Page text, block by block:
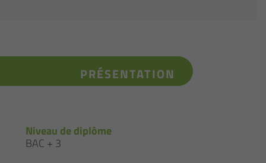
PRÉSENTATION
Niveau de diplôme
BAC + 3